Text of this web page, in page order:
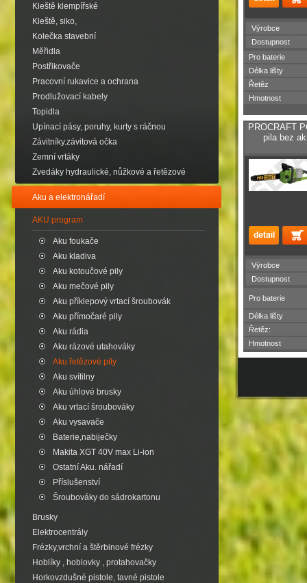
Kleště klempířské
Kleště, siko,
Kolečka stavební
Měřidla
Postřikovače
Pracovní rukavice a ochrana
Prodlužovací kabely
Topidla
Upínací pásy, poruhy, kurty s ráčnou
Závitníky.závitová očka
Zemní vrtáky
Zvedáky hydraulické, nůžkové a řetězové
Aku a elektronářadí
AKU program
Aku foukače
Aku kladiva
Aku kotoučové pily
Aku mečové pily
Aku příklepový vrtací šroubovák
Aku přímočaré pily
Aku rádia
Aku rázové utahováky
Aku řetězové pily
Aku svítilny
Aku úhlové brusky
Aku vrtací šroubováky
Aku vysavače
Baterie,nabiječky
Makita XGT 40V max Li-ion
Ostatní Aku. nářadí
Příslušenství
Šroubováky do sádrokartonu
Brusky
Elektrocentrály
Frézky,vrchní a štěrbinové frézky
Hoblíky , hoblovky , protahovačky
Horkovzdušné pistole, tavné pistole
Výrobce
Dostupnost
Pro baterie
Délka lišty
Řetěz
Hmotnost
PROCRAFT
pila bez
Výrobce
Dostupnost
Pro baterie
Délka lišty
Řetěz:
Hmotnost